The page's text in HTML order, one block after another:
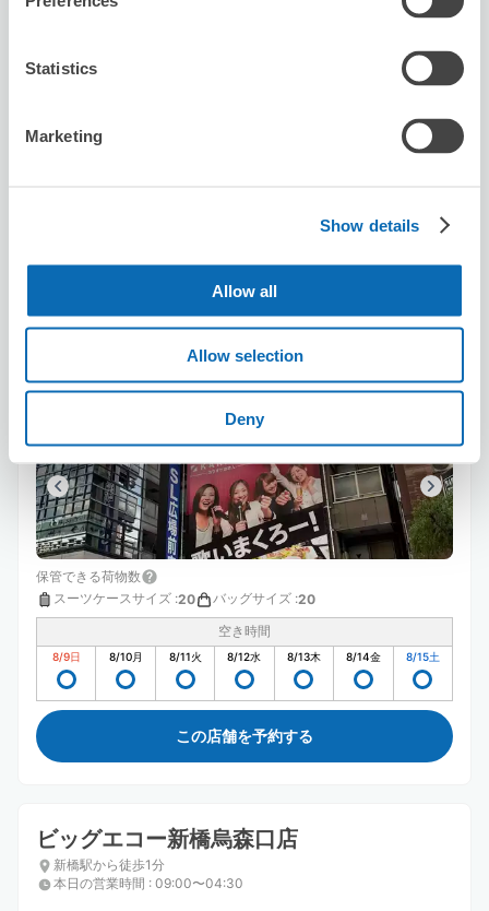
Statistics
Marketing
Show details
Allow all
Allow selection
Deny
8/15土
カラオケの鉄人 新橋SL広場前店
本日の営業時間: 12:00〜05:00
4.5
寄行李給A店員 取行李時B店員卻遲遲沒找到我們的行李 我
面的包廂… 差點害我們來不及去搭乘汽船🙄
保管できる荷物数
スーツケースサイズ :20 バッグサイズ :20
空き時間
8/9日 8/10月 8/11火 8/12水 8/13木 8/14金 8/15土
この店舗を予約する
ビッグエコー新橋烏森口店
新橋駅から徒歩1分
本日の営業時間 : 09:00〜04:30